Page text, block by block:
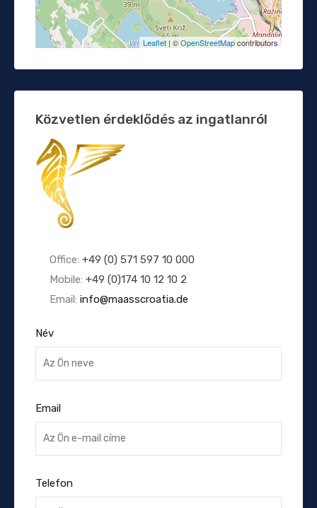
Leaflet| ©OpenStreetMapcontributors
Közvetlen érdeklődés az ingatlanról
Office: +49 (0) 571 597 10 000
Mobile: +49 (0)174 10 12 10 2
Email: info@maasscroatia.de
Név
Email
Telefon